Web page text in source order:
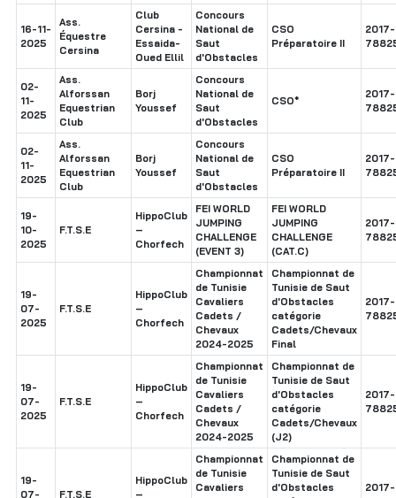
16-11-
2025
Ass.
Équestre
Cersina
Club
Cersina -
Essaida-
Oued Ellil
Concours
National de
Saut
d'Obstacles
CSO
Préparatoire II
2017-
02-
11-
2025
Ass.
Alforssan
Equestrian
Club
Borj
Youssef
Concours
National de
Saut
d'Obstacles
CSO*
2017-
02-
11-
2025
Ass.
Alforssan
Equestrian
Club
Borj
Youssef
Concours
National de
Saut
d'Obstacles
CSO
Préparatoire II
2017-
19-
10-
2025
F.T.S.E
HippoClub
–
Chorfech
FEI WORLD
JUMPING
CHALLENGE
(EVENT 3)
FEI WORLD
JUMPING
CHALLENGE
(CAT.C)
2017-
19-
07-
2025
F.T.S.E
HippoClub
–
Chorfech
Championnat
de Tunisie
Cavaliers
Cadets /
Chevaux
2024-2025
Championnat de
Tunisie de Saut
d'Obstacles
catégorie
Cadets/Chevaux
Final
2017-
19-
07-
2025
F.T.S.E
HippoClub
–
Chorfech
Championnat
de Tunisie
Cavaliers
Cadets /
Chevaux
2024-2025
Championnat de
Tunisie de Saut
d'Obstacles
catégorie
Cadets/Chevaux
(J2)
2017-
19-
07-
F.T.S.E
HippoClub
–
Championnat
de Tunisie
Cavaliers
Championnat de
Tunisie de Saut
d'Obstacles
2017-